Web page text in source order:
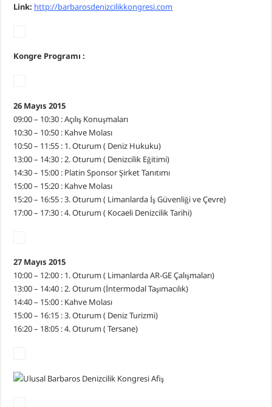
Link: http://barbarosdenizcilikkongresi.com
Kongre Programı :
26 Mayıs 2015
09:00 – 10:30 : Açılış Konuşmaları
10:30 – 10:50 : Kahve Molası
10:50 – 11:55 : 1. Oturum ( Deniz Hukuku)
13:00 – 14:30 : 2. Oturum ( Denizcilik Eğitimi)
14:30 – 15:00 : Platin Sponsor Şirket Tanıtımı
15:00 – 15:20 : Kahve Molası
15:20 – 16:55 : 3. Oturum ( Limanlarda İş Güvenliği ve Çevre)
17:00 – 17:30 : 4. Oturum ( Kocaeli Denizcilik Tarihi)
27 Mayıs 2015
10:00 – 12:00 : 1. Oturum ( Limanlarda AR-GE Çalışmaları)
13:00 – 14:40 : 2. Oturum (İntermodal Taşımacılık)
14:40 – 15:00 : Kahve Molası
15:00 – 16:15 : 3. Oturum ( Deniz Turizmi)
16:20 – 18:05 : 4. Oturum ( Tersane)